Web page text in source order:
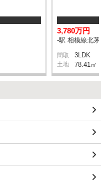
3,780万円
-駅 相模線北
間取 3LDK
土地 78.41㎡